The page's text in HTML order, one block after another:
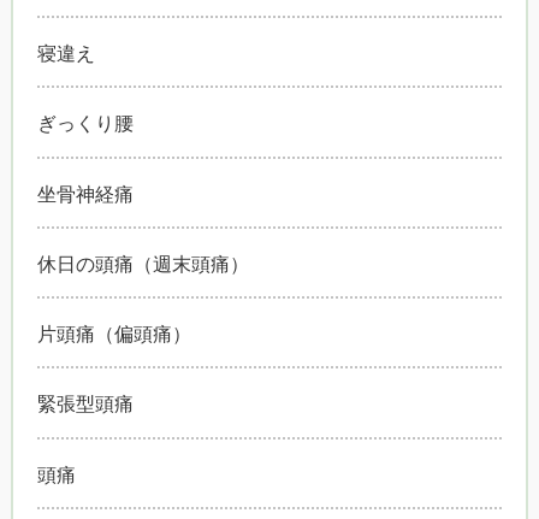
寝違え
ぎっくり腰
坐骨神経痛
休日の頭痛（週末頭痛）
片頭痛（偏頭痛）
緊張型頭痛
頭痛